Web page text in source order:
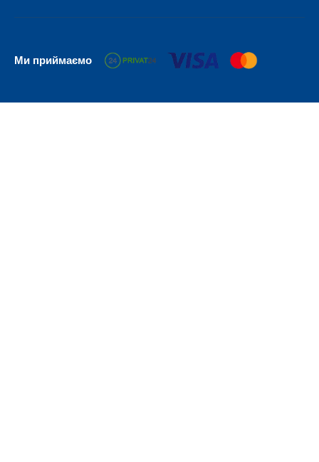
Ми приймаємо